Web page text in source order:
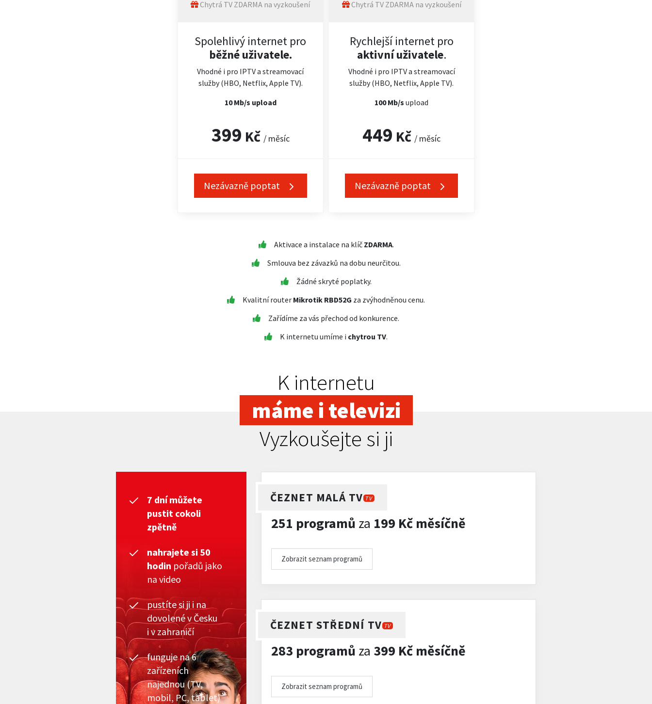
Chytrá TV ZDARMA na vyzkoušení
Spolehlivý internet pro
běžné uživatele.
Vhodné i pro IPTV a streamovací
služby (HBO, Netflix, Apple TV).
10 Mb/s upload
399 Kč / měsíc
Nezávazně poptat
Chytrá TV ZDARMA na vyzkoušení
Rychlejší internet pro
aktivní uživatele.
Vhodné i pro IPTV a streamovací
služby (HBO, Netflix, Apple TV).
100 Mb/supload
449 Kč / měsíc
Nezávazně poptat
Aktivace a instalace na klíč ZDARMA.
Smlouva bez závazků na dobu neurčitou.
Žádné skryté poplatky.
Kvalitní router Mikrotik RBD52G za zvýhodněnou cenu.
Zařídíme za vás přechod od konkurence.
K internetu umíme i chytrou TV.
K internetu
máme i televizi
Vyzkoušejte si ji
7 dní můžete
pustit cokoli
zpětně
nahrajete si 50
hodin pořadů jako
na video
pustíte si ji i na
dovolené v Česku
i v zahraničí
funguje na 6
zařízeních
najednou (TV,
mobil, PC, tablet)
ČEZNET MALÁ TV TV
251 programů za 199 Kč měsíčně
Zobrazit seznam programů
ČEZNET STŘEDNÍ TV TV
283 programů za 399 Kč měsíčně
Zobrazit seznam programů